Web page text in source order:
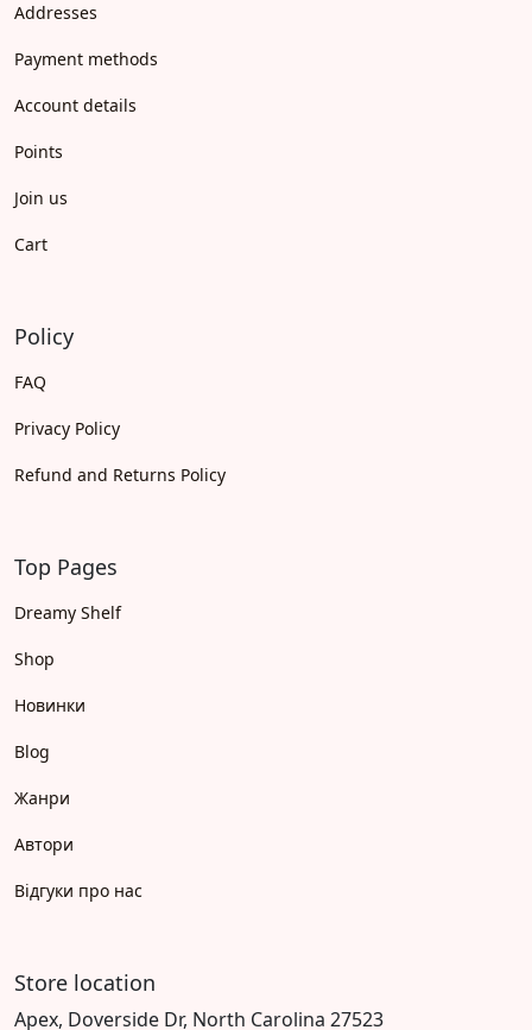
Addresses
Payment methods
Account details
Points
Join us
Cart
Policy
FAQ
Privacy Policy
Refund and Returns Policy
Top Pages
Dreamy Shelf
Shop
Новинки
Blog
Жанри
Автори
Відгуки про нас
Store location
Apex, Doverside Dr, North Carolina 27523